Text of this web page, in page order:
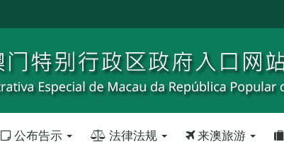
公布告示 法律法规 来澳旅游